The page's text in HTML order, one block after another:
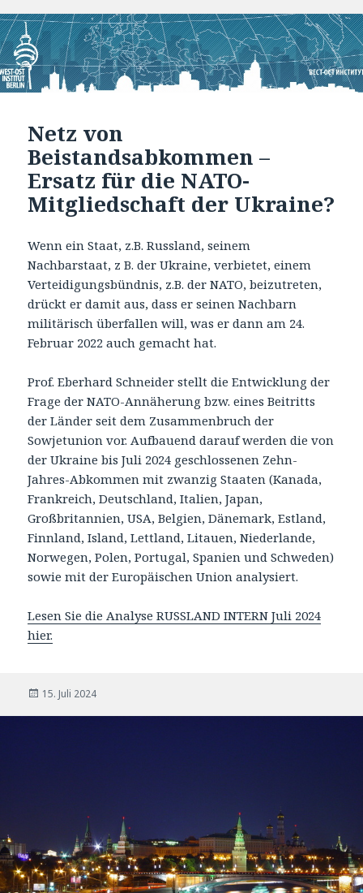
Netz von
Beistandsabkommen –
Ersatz für die NATO-
Mitgliedschaft der Ukraine?
Wenn ein Staat, z.B. Russland, seinem
Nachbarstaat, z B. der Ukraine, verbietet, einem
Verteidigungsbündnis, z.B. der NATO, beizutreten,
drückt er damit aus, dass er seinen Nachbarn
militärisch überfallen will, was er dann am 24.
Februar 2022 auch gemacht hat.
Prof. Eberhard Schneider stellt die Entwicklung der
Frage der NATO-Annäherung bzw. eines Beitritts
der Länder seit dem Zusammenbruch der
Sowjetunion vor. Aufbauend darauf werden die von
der Ukraine bis Juli 2024 geschlossenen Zehn-
Jahres-Abkommen mit zwanzig Staaten (Kanada,
Frankreich, Deutschland, Italien, Japan,
Großbritannien, USA, Belgien, Dänemark, Estland,
Finnland, Island, Lettland, Litauen, Niederlande,
Norwegen, Polen, Portugal, Spanien und Schweden)
sowie mit der Europäischen Union analysiert.
Lesen Sie die Analyse RUSSLAND INTERN Juli 2024
hier.
Veröffentlicht
15. Juli 2024